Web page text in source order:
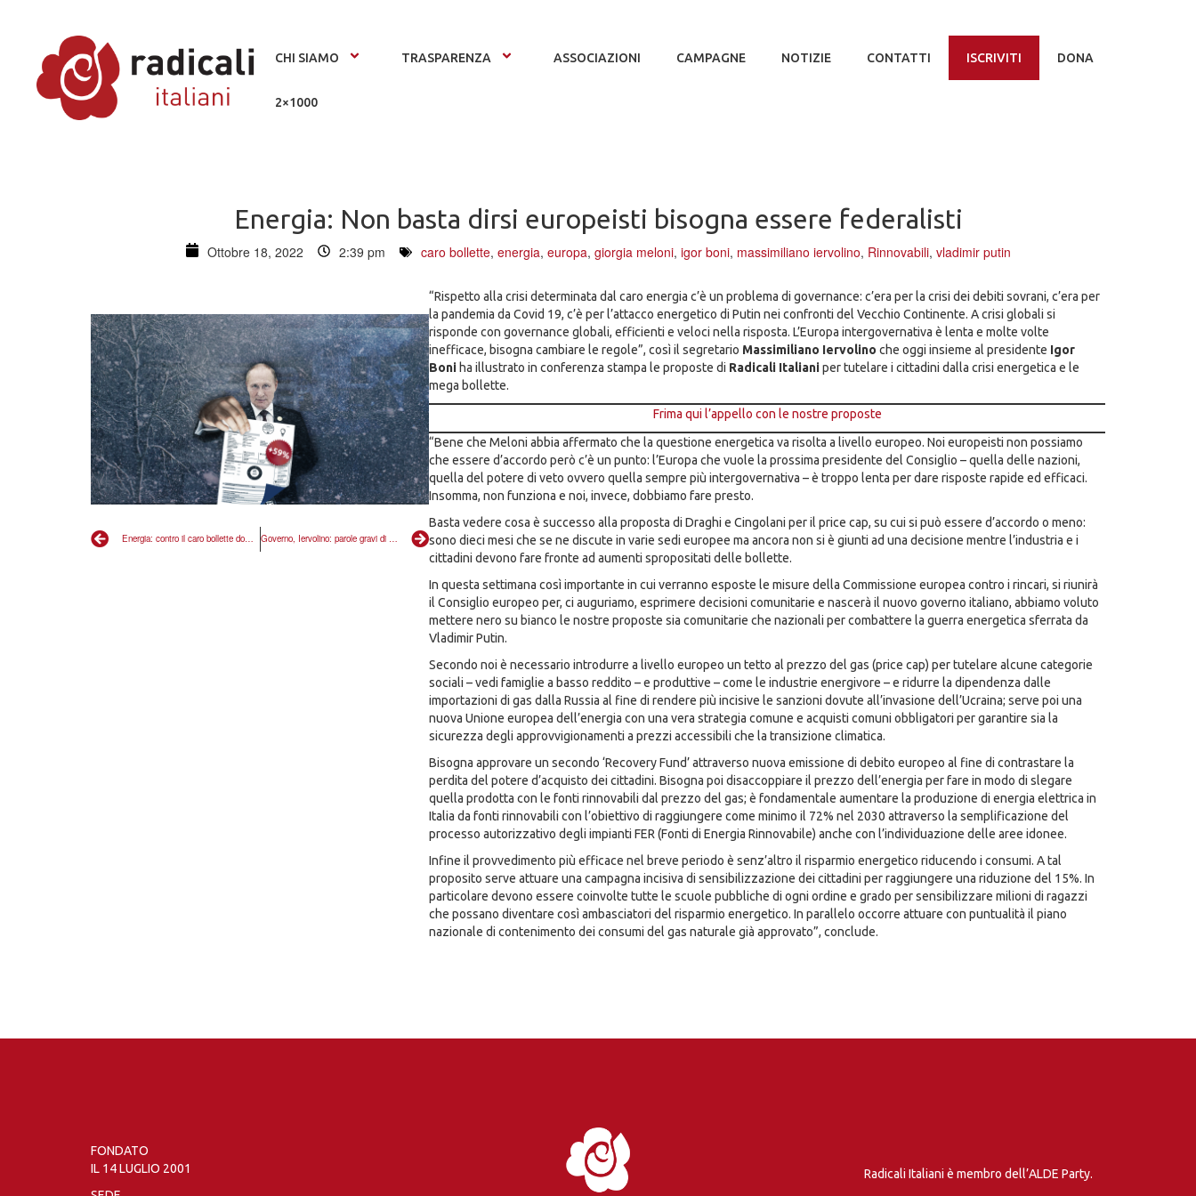
CHI SIAMO TRASPARENZA ASSOCIAZIONI CAMPAGNE NOTIZIE CONTATTI ISCRIVITI DONA
2×1000
Energia: Non basta dirsi europeisti bisogna essere federalisti
Ottobre 18, 2022 2:39 pm caro bollette, energia, europa, giorgia meloni, igor boni, massimiliano iervolino, Rinnovabili, vladimir putin
Energia: contro il caro bollette domani alle 11.30 conferenza stampa Governo, Iervolino: parole gravi di Berlusconi, no al Mite ai filoputiniani di FI
“Rispetto alla crisi determinata dal caro energia c’è un problema di governance: c’era per la crisi dei debiti sovrani, c’era per
la pandemia da Covid 19, c’è per l’attacco energetico di Putin nei confronti del Vecchio Continente. A crisi globali si
risponde con governance globali, efficienti e veloci nella risposta. L’Europa intergovernativa è lenta e molte volte
inefficace, bisogna cambiare le regole”, così il segretario Massimiliano Iervolino che oggi insieme al presidente Igor
Boni ha illustrato in conferenza stampa le proposte di Radicali Italianiper tutelare i cittadini dalla crisi energetica e le
mega bollette.
Frima qui l’appello con le nostre proposte
“Bene che Meloni abbia affermato che la questione energetica va risolta a livello europeo. Noi europeisti non possiamo
che essere d’accordo però c’è un punto: l’Europa che vuole la prossima presidente del Consiglio – quella delle nazioni,
quella del potere di veto ovvero quella sempre più intergovernativa – è troppo lenta per dare risposte rapide ed efficaci.
Insomma, non funziona e noi, invece, dobbiamo fare presto.
Basta vedere cosa è successo alla proposta di Draghi e Cingolani per il price cap, su cui si può essere d’accordo o meno:
sono dieci mesi che se ne discute in varie sedi europee ma ancora non si è giunti ad una decisione mentre l’industria e i
cittadini devono fare fronte ad aumenti spropositati delle bollette.
In questa settimana così importante in cui verranno esposte le misure della Commissione europea contro i rincari, si riunirà
il Consiglio europeo per, ci auguriamo, esprimere decisioni comunitarie e nascerà il nuovo governo italiano, abbiamo voluto
mettere nero su bianco le nostre proposte sia comunitarie che nazionali per combattere la guerra energetica sferrata da
Vladimir Putin.
Secondo noi è necessario introdurre a livello europeo un tetto al prezzo del gas (price cap) per tutelare alcune categorie
sociali – vedi famiglie a basso reddito – e produttive – come le industrie energivore – e ridurre la dipendenza dalle
importazioni di gas dalla Russia al fine di rendere più incisive le sanzioni dovute all’invasione dell’Ucraina; serve poi una
nuova Unione europea dell’energia con una vera strategia comune e acquisti comuni obbligatori per garantire sia la
sicurezza degli approvvigionamenti a prezzi accessibili che la transizione climatica.
Bisogna approvare un secondo ‘Recovery Fund’ attraverso nuova emissione di debito europeo al fine di contrastare la
perdita del potere d’acquisto dei cittadini. Bisogna poi disaccoppiare il prezzo dell’energia per fare in modo di slegare
quella prodotta con le fonti rinnovabili dal prezzo del gas; è fondamentale aumentare la produzione di energia elettrica in
Italia da fonti rinnovabili con l’obiettivo di raggiungere come minimo il 72% nel 2030 attraverso la semplificazione del
processo autorizzativo degli impianti FER (Fonti di Energia Rinnovabile) anche con l’individuazione delle aree idonee.
Infine il provvedimento più efficace nel breve periodo è senz’altro il risparmio energetico riducendo i consumi. A tal
proposito serve attuare una campagna incisiva di sensibilizzazione dei cittadini per raggiungere una riduzione del 15%. In
particolare devono essere coinvolte tutte le scuole pubbliche di ogni ordine e grado per sensibilizzare milioni di ragazzi
che possano diventare così ambasciatori del risparmio energetico. In parallelo occorre attuare con puntualità il piano
nazionale di contenimento dei consumi del gas naturale già approvato”, conclude.
FONDATO
IL 14 LUGLIO 2001
Radicali Italiani è membro dell’ALDE Party.